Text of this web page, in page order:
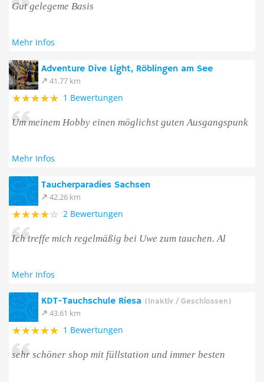
Gut gelegeme Basis
Mehr Infos
Adventure Dive Light, Röblingen am See
41.77 km
1 Bewertungen
Um meinem Hobby einen möglichst guten Ausgangspunk
Mehr Infos
Taucherparadies Sachsen
42.26 km
2 Bewertungen
Ich treffe mich regelmäßig bei Uwe zum tauchen. Al
Mehr Infos
KDT-Tauchschule Riesa (Inaktiv / Geschlossen)
43.61 km
1 Bewertungen
sehr schöner shop mit füllstation und immer besten